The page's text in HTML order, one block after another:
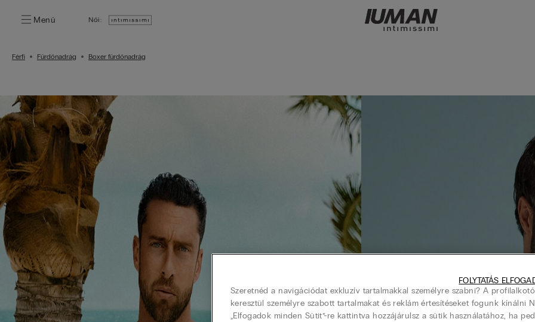
Menü Női:
Férfi Fürdőnadrág Boxer fürdőnadrág
Szeretnéd a navigációdat exkluzív tartalmakkal személyre szabni? A
keresztül személyre szabott tartalmakat és reklám értesítéseket fogunk kínálni
„Elfogadok minden Sütit”-re kattintva hozzájárulsz a sütik használatához, ha
FOLYTATÁS